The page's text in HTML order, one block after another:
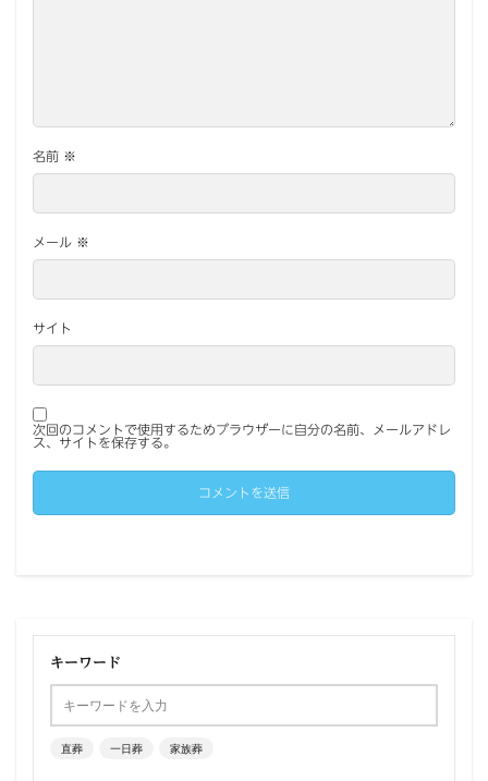
名前 ※
メール ※
サイト
次回のコメントで使用するためブラウザーに自分の名前、メールアドレ
ス、サイトを保存する。
キーワード
直葬 一日葬 家族葬